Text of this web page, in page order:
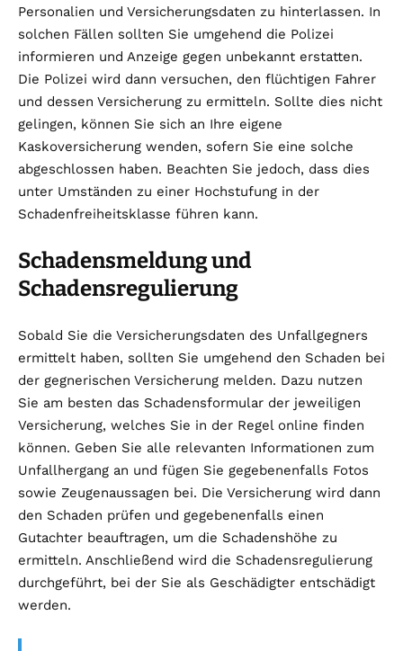
Personalien und Versicherungsdaten zu hinterlassen. In
solchen Fällen sollten Sie umgehend die Polizei
informieren und Anzeige gegen unbekannt erstatten.
Die Polizei wird dann versuchen, den flüchtigen Fahrer
und dessen Versicherung zu ermitteln. Sollte dies nicht
gelingen, können Sie sich an Ihre eigene
Kaskoversicherung wenden, sofern Sie eine solche
abgeschlossen haben. Beachten Sie jedoch, dass dies
unter Umständen zu einer Hochstufung in der
Schadenfreiheitsklasse führen kann.
Schadensmeldung und
Schadensregulierung
Sobald Sie die Versicherungsdaten des Unfallgegners
ermittelt haben, sollten Sie umgehend den Schaden bei
der gegnerischen Versicherung melden. Dazu nutzen
Sie am besten das Schadensformular der jeweiligen
Versicherung, welches Sie in der Regel online finden
können. Geben Sie alle relevanten Informationen zum
Unfallhergang an und fügen Sie gegebenenfalls Fotos
sowie Zeugenaussagen bei. Die Versicherung wird dann
den Schaden prüfen und gegebenenfalls einen
Gutachter beauftragen, um die Schadenshöhe zu
ermitteln. Anschließend wird die Schadensregulierung
durchgeführt, bei der Sie als Geschädigter entschädigt
werden.